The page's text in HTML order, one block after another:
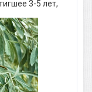
3-5 лет,